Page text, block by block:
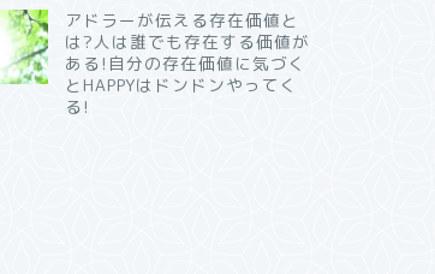
アドラーが伝える存在価値と
は?人は誰でも存在する価値が
ある!自分の存在価値に気づく
とHAPPYはドンドンやってく
る!